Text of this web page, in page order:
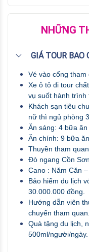
NHỮNG
GIÁ TOUR BAO
Vé vào cổng tham
Xe ô tô đi tour
vụ suốt hành trình
Khách sạn tiêu
nữ thì ngủ phòng 3
Ăn sáng: 4 bữa ăn
Ăn chính: 9 bữa
Thuyền tham
Đò ngang Cồn Sơn.
Cano : Năm Căn
Bảo hiểm du lịch
30.000.000 đồng.
Hướng dẫn viên
chuyến tham quan.
Quà tặng du lịch,
500ml/người/ngày.